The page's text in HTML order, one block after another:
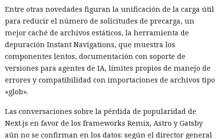
Entre otras novedades figuran la unificación de la carga útil
para reducir el número de solicitudes de precarga, un
mejor caché de archivos estáticos, la herramienta de
depuración Instant Navigations, que muestra los
componentes lentos, documentación con soporte de
versiones para agentes de IA, límites propios de manejo de
errores y compatibilidad con importaciones de archivos tipo
«glob».
Las conversaciones sobre la pérdida de popularidad de
Next.js en favor de los frameworks Remix, Astro y Gatsby
aún no se confirman en los datos: según el director general
validaba los datos introducidos, lo que permitió enviar
comandos SQL directamente a la base. Las solicitudes
maliciosas se rastrearon hasta la dirección IP
178.162.151[.]229.
Oracle incluye una máquina virtual Java integrada y el
operador CREATE JAVA SOURCE, que permite almacenar y
compilar código Java como objeto de base de datos. Tales
objetos se pueden ejecutar con comandos SQL y, con ciertas
configuraciones, permitir la ejecución de comandos del
sistema operativo. Los atacantes aprovecharon esto y
compilaron el conjunto khunt directamente dentro de la